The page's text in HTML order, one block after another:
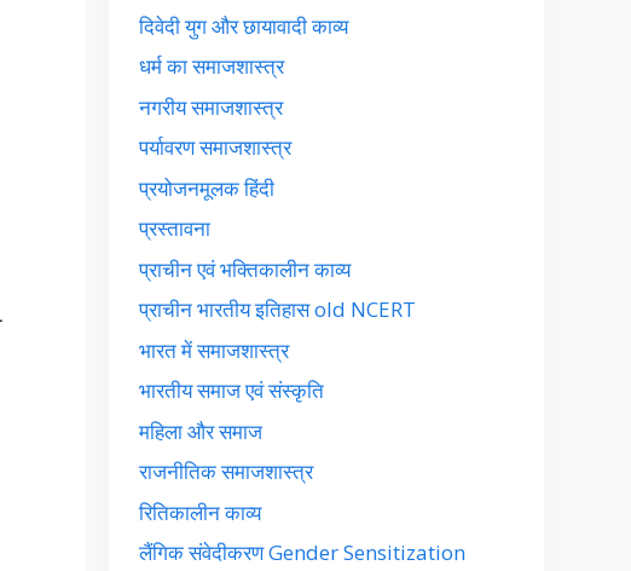
दिवेदी युग और छायावादी काव्य
धर्म का समाजशास्त्र
नगरीय समाजशास्त्र
पर्यावरण समाजशास्त्र
प्रयोजनमूलक हिंदी
प्रस्तावना
प्राचीन एवं भक्तिकालीन काव्य
प्राचीन भारतीय इतिहास old NCERT
भारत में समाजशास्त्र
भारतीय समाज एवं संस्कृति
महिला और समाज
राजनीतिक समाजशास्त्र
रितिकालीन काव्य
लैंगिक संवेदीकरण Gender Sensitization